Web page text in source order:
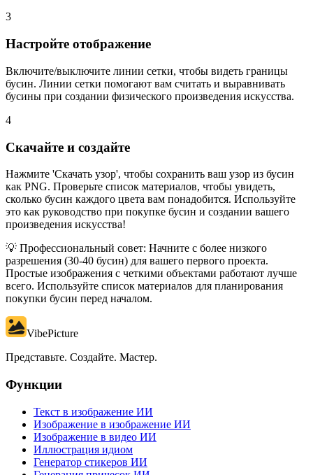
3
Настройте отображение
Включите/выключите линии сетки, чтобы видеть границы
бусин. Линии сетки помогают вам считать и выравнивать
бусины при создании физического произведения искусства.
4
Скачайте и создайте
Нажмите 'Скачать узор', чтобы сохранить ваш узор из бусин
как PNG. Проверьте список материалов, чтобы увидеть,
сколько бусин каждого цвета вам понадобится. Используйте
это как руководство при покупке бусин и создании вашего
произведения искусства!
💡 Профессиональный совет: Начните с более низкого
разрешения (30-40 бусин) для вашего первого проекта.
Простые изображения с четкими объектами работают лучше
всего. Используйте список материалов для планирования
покупки бусин перед началом.
VibePicture
Представьте. Создайте. Мастер.
Функции
Текст в изображение ИИ
Изображение в изображение ИИ
Изображение в видео ИИ
Иллюстрация идиом
Генератор стикеров ИИ